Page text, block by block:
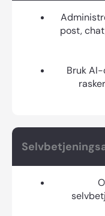
post,
Bruk